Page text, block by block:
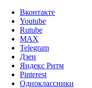
Вконтакте
Youtube
Rutube
MAX
Telegram
Дзен
Яндекс Ритм
Pinterest
Одноклассники